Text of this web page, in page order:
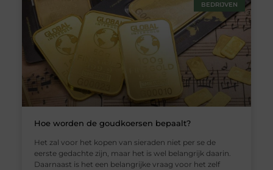
BEDRIJVEN
Hoe worden de goudkoersen bepaalt?
Het zal voor het kopen van sieraden niet per se de
eerste gedachte zijn, maar het is wel belangrijk daarin.
Daarnaast is het een belangrijke vraag voor het zelf